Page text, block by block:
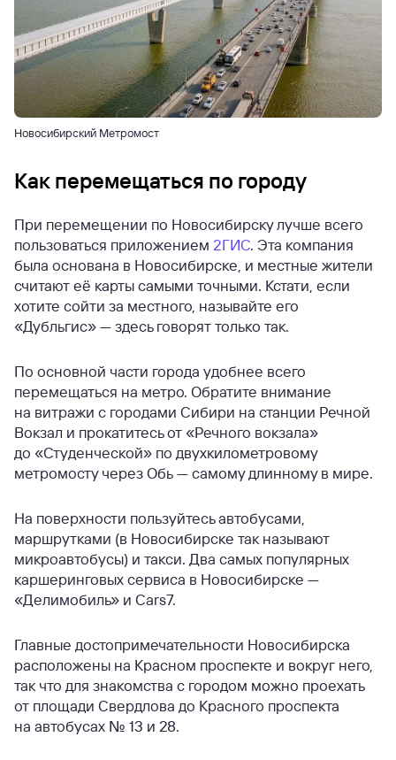
Новосибирский Метромост
Как перемещаться по городу
При перемещении по Новосибирску лучше всего
пользоваться приложением 2ГИС. Эта компания
была основана в Новосибирске, и местные жители
считают её карты самыми точными. Кстати, если
хотите сойти за местного, называйте его
«Дубльгис» — здесь говорят только так.
По основной части города удобнее всего
перемещаться на метро. Обратите внимание
на витражи с городами Сибири на станции Речной
Вокзал и прокатитесь от «Речного вокзала»
до «Студенческой» по двухкилометровому
метромосту через Обь — самому длинному в мире.
На поверхности пользуйтесь автобусами,
маршрутками (в Новосибирске так называют
микроавтобусы) и такси. Два самых популярных
каршеринговых сервиса в Новосибирске —
«Делимобиль» и Cars7.
Главные достопримечательности Новосибирска
расположены на Красном проспекте и вокруг него,
так что для знакомства с городом можно проехать
от площади Свердлова до Красного проспекта
на автобусах № 13 и 28.